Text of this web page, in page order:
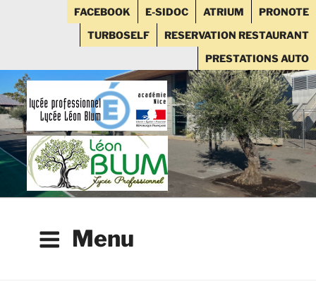
FACEBOOK E-SIDOC ATRIUM
PRONOTE
TURBOSELF
RESERVATION RESTAURANT
PRESTATIONS AUTO
Aller
au
contenu
principal
Menu